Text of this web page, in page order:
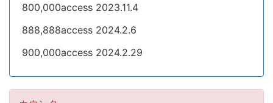
800,000access 2023.11.4
888,888access 2024.2.6
900,000access 2024.2.29